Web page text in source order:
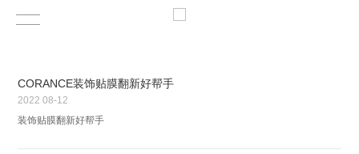
CORANCE装饰贴膜翻新好帮手
2022 08-12
装饰贴膜翻新好帮手